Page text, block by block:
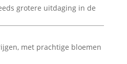
grotere uitdaging in de
met prachtige bloemen